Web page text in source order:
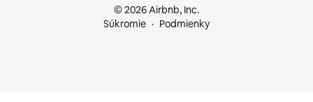
© 2026 Airbnb, Inc.
Súkromie
Podmienky